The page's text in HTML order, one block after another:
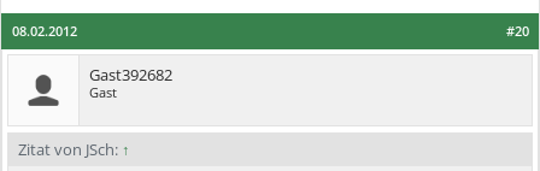
#20
08.02.2012
Gast392682
Gast
Zitat von JSch: ↑